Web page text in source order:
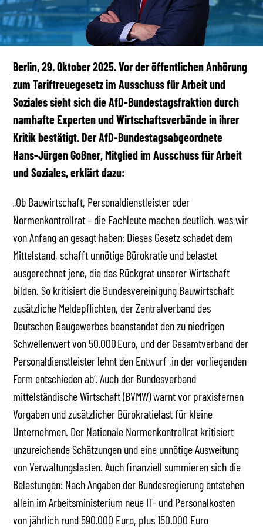
Berlin, 29. Oktober 2025. Vor der öffentlichen Anhörung
zum Tariftreuegesetz im Ausschuss für Arbeit und
Soziales sieht sich die AfD-Bundestagsfraktion durch
namhafte Experten und Wirtschaftsverbände in ihrer
Kritik bestätigt. Der AfD-Bundestagsabgeordnete
Hans-Jürgen Goßner, Mitglied im Ausschuss für Arbeit
und Soziales, erklärt dazu:
„Ob Bauwirtschaft, Personaldienstleister oder
Normenkontrollrat – die Fachleute machen deutlich, was wir
von Anfang an gesagt haben: Dieses Gesetz schadet dem
Mittelstand, schafft unnötige Bürokratie und belastet
ausgerechnet jene, die das Rückgrat unserer Wirtschaft
bilden. So kritisiert die Bundesvereinigung Bauwirtschaft
zusätzliche Meldepflichten, der Zentralverband des
Deutschen Baugewerbes beanstandet den zu niedrigen
Schwellenwert von 50.000 Euro, und der Gesamtverband der
Personaldienstleister lehnt den Entwurf ,in der vorliegenden
Form entschieden ab‘. Auch der Bundesverband
mittelständische Wirtschaft (BVMW) warnt vor praxisfernen
Vorgaben und zusätzlicher Bürokratielast für kleine
Unternehmen. Der Nationale Normenkontrollrat kritisiert
unzureichende Schätzungen und eine unnötige Ausweitung
von Verwaltungslasten. Auch finanziell summieren sich die
Belastungen: Nach Angaben der Bundesregierung entstehen
allein im Arbeitsministerium neue IT- und Personalkosten
von jährlich rund 590.000 Euro, plus 150.000 Euro